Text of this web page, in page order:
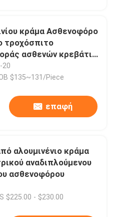
κράμα Ασθενοφόρο
τροχόσπιτο
ασθενών κρεβάτι
πρώτες
επείγοντα φορείο
20
$135~131/Piece
επαφή
αλουμινένιο κράμα
αναδιπλούμενου
ασθενοφόρου
$225.00 - $230.00